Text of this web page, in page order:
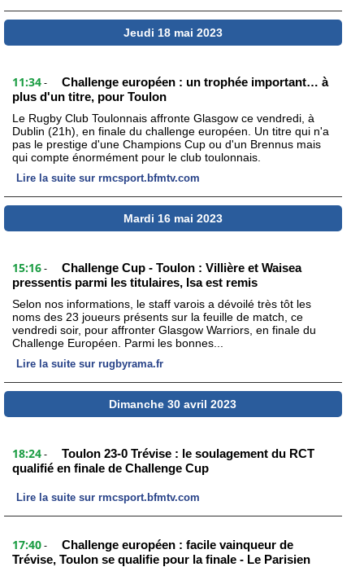
Jeudi 18 mai 2023
11:34 -
Challenge européen : un trophée important… à
plus d'un titre, pour Toulon
Le Rugby Club Toulonnais affronte Glasgow ce vendredi, à
Dublin (21h), en finale du challenge européen. Un titre qui n'a
pas le prestige d'une Champions Cup ou d'un Brennus mais
qui compte énormément pour le club toulonnais.
Lire la suite sur rmcsport.bfmtv.com
Mardi 16 mai 2023
15:16 -
Challenge Cup - Toulon : Villière et Waisea
pressentis parmi les titulaires, Isa est remis
Selon nos informations, le staff varois a dévoilé très tôt les
noms des 23 joueurs présents sur la feuille de match, ce
vendredi soir, pour affronter Glasgow Warriors, en finale du
Challenge Européen. Parmi les bonnes...
Lire la suite sur rugbyrama.fr
Dimanche 30 avril 2023
18:24 -
Toulon 23-0 Trévise : le soulagement du RCT
qualifié en finale de Challenge Cup
Lire la suite sur rmcsport.bfmtv.com
17:40 -
Challenge européen : facile vainqueur de
Trévise, Toulon se qualifie pour la finale - Le Parisien